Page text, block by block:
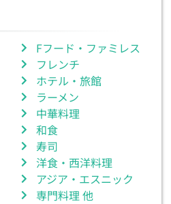
Fフード・ファミレス
フレンチ
ホテル・旅館
ラーメン
中華料理
和食
寿司
洋食・西洋料理
アジア・エスニック
専門料理 他